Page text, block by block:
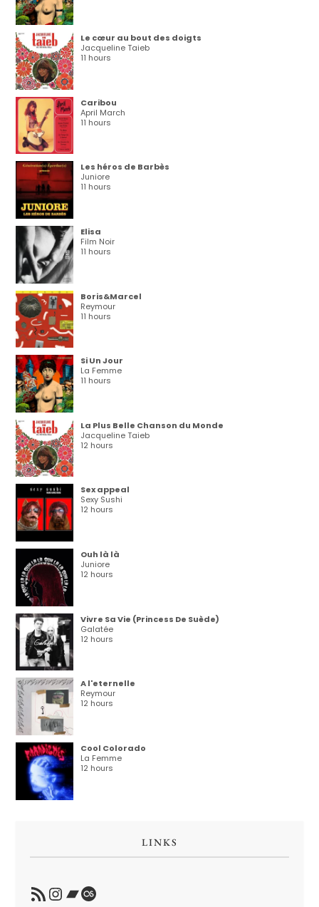
Le cœur au bout des doigts
Jacqueline Taieb
11 hours
Caribou
April March
11 hours
Les héros de Barbès
Juniore
11 hours
Elisa
Film Noir
11 hours
Boris&Marcel
Reymour
11 hours
Si Un Jour
La Femme
11 hours
La Plus Belle Chanson du Monde
Jacqueline Taieb
12 hours
Sex appeal
Sexy Sushi
12 hours
Ouh là là
Juniore
12 hours
Vivre Sa Vie (Princess De Suède)
Galatée
12 hours
A l'eternelle
Reymour
12 hours
Cool Colorado
La Femme
12 hours
LINKS
RSS FeedInstagram
Bandcamp